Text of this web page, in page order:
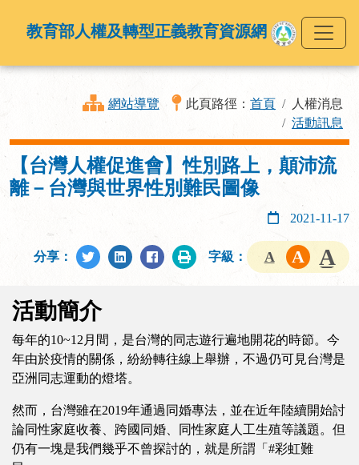
教育部人權及轉型正義教育資源網
網站導覽 此頁路徑： 首頁
人權消息
活動訊息
【台灣人權促進會】性別路上，顛沛流
離－台灣與世界性別難民圖像
2021-11-17
分享： 字級：
活動簡介
每年的10~12月間，是台灣的同志遊行遍地開花的時節。今
年由於疫情的關係，紛紛轉往線上舉辦，不過仍可見台灣是
亞洲同志運動的燈塔。
然而，台灣雖在2019年通過同婚專法，並在近年陸續開始討
論同性家庭收養、跨國同婚、同性家庭人工生殖等議題。但
仍有一塊是我們幾乎不曾探討的，就是所謂「#彩虹難